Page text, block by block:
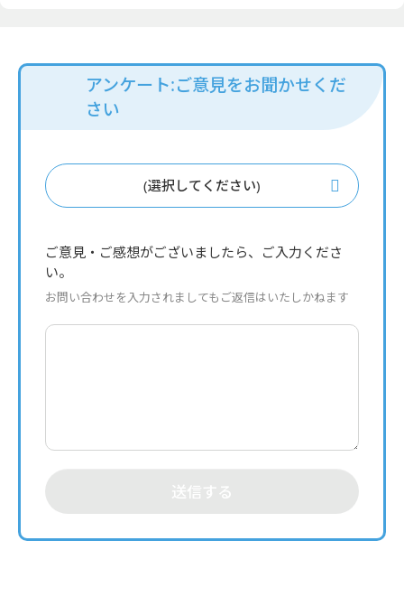
アンケート:ご意見をお聞かせくだ
さい
(選択してください)
ご意見・ご感想がございましたら、ご入力くださ
い。
お問い合わせを入力されましてもご返信はいたしかねます
送信する